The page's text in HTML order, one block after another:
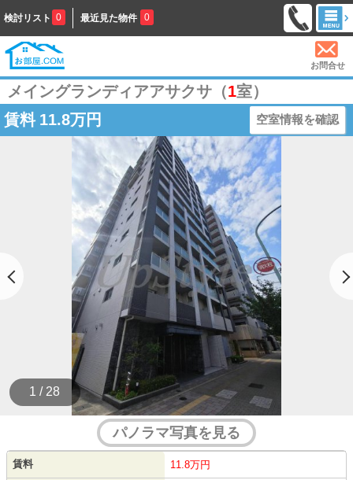
検討リスト 0 最近見た物件 0
お問合せ
メイングランディアアサクサ（1室）
賃料 11.8万円 空室情報を確認
1 / 28
パノラマ写真を見る
賃料 11.8万円